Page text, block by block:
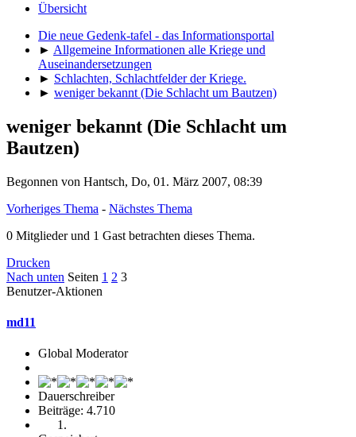
Übersicht
Die neue Gedenk-tafel - das Informationsportal
► Allgemeine Informationen alle Kriege und
Auseinandersetzungen
► Schlachten, Schlachtfelder der Kriege.
► weniger bekannt (Die Schlacht um Bautzen)
weniger bekannt (Die Schlacht um
Bautzen)
Begonnen von Hantsch, Do, 01. März 2007, 08:39
Vorheriges Thema - Nächstes Thema
0 Mitglieder und 1 Gast betrachten dieses Thema.
Drucken
Nach unten Seiten 1 2 3
Benutzer-Aktionen
md11
Global Moderator
Dauerschreiber
Beiträge: 4.710